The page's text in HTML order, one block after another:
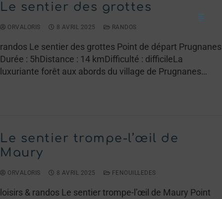
Le sentier des grottes
ORVALORIS 8 AVRIL 2025 RANDOS
randos Le sentier des grottes Point de départ Prugnanes
Durée : 5hDistance : 14 kmDifficulté : difficileLa
luxuriante forêt aux abords du village de Prugnanes…
Le sentier trompe-l’œil de
Maury
ORVALORIS 8 AVRIL 2025 FENOUILLEDES
loisirs & randos Le sentier trompe-l’œil de Maury Point